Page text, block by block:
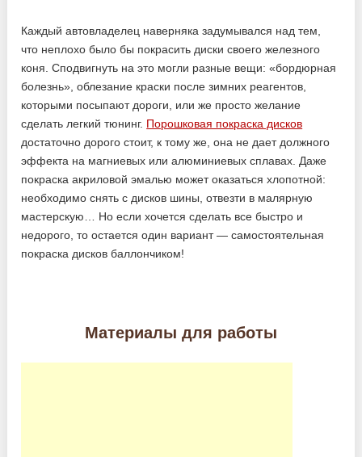
Каждый автовладелец наверняка задумывался над тем,
что неплохо было бы покрасить диски своего железного
коня. Сподвигнуть на это могли разные вещи: «бордюрная
болезнь», облезание краски после зимних реагентов,
которыми посыпают дороги, или же просто желание
сделать легкий тюнинг. Порошковая покраска дисков
достаточно дорого стоит, к тому же, она не дает должного
эффекта на магниевых или алюминиевых сплавах. Даже
покраска акриловой эмалью может оказаться хлопотной:
необходимо снять с дисков шины, отвезти в малярную
мастерскую… Но если хочется сделать все быстро и
недорого, то остается один вариант — самостоятельная
покраска дисков баллончиком!
Материалы для работы